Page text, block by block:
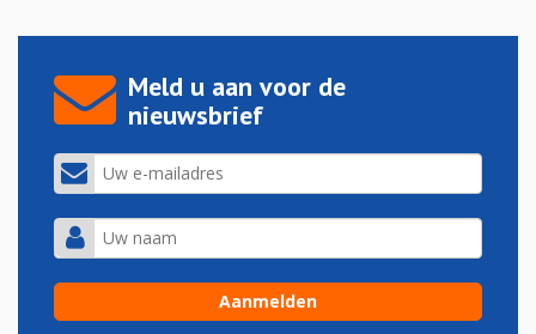
Meld u aan voor de
nieuwsbrief